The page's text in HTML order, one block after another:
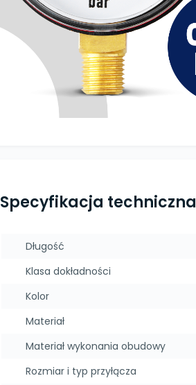
Specyfikacja techniczna
Długość
Klasa dokładności
Kolor
Materiał
Materiał wykonania obudowy
Rozmiar i typ przyłącza